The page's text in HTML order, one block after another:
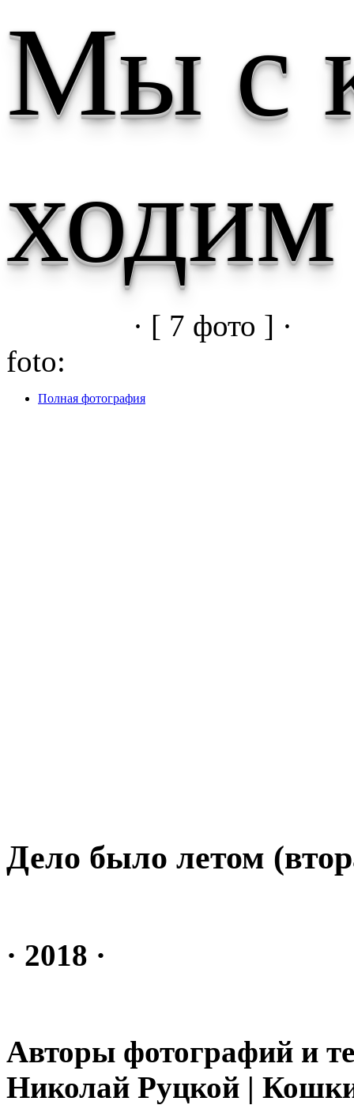
Мы с
· [ 7 фото ] ·
foto:
Полная фотография
Дело было летом
· 2018 ·
Авторы фотографий и
Николай Руцкой |